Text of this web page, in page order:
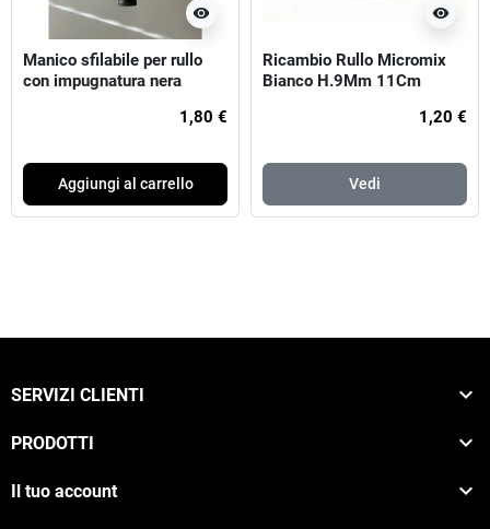
visibility
Manico sfilabile per rullo
con impugnatura nera
1,80 €
Aggiungi al carrello
visibility
Ricambio Rullo Micromix
Bianco H.9Mm 11Cm
1,20 €
Vedi
SERVIZI CLIENTI 
PRODOTTI 
Il tuo account 